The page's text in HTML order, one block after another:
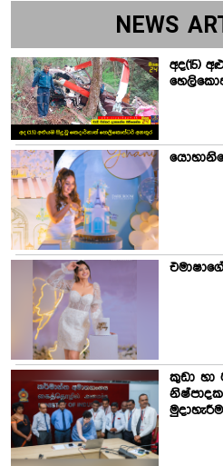
NEWS
අද(15)
කුඩා